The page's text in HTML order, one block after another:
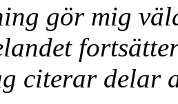
gör mig
citerar delar